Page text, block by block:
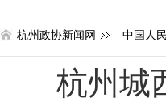
杭州政协新闻网 中国人
杭州城